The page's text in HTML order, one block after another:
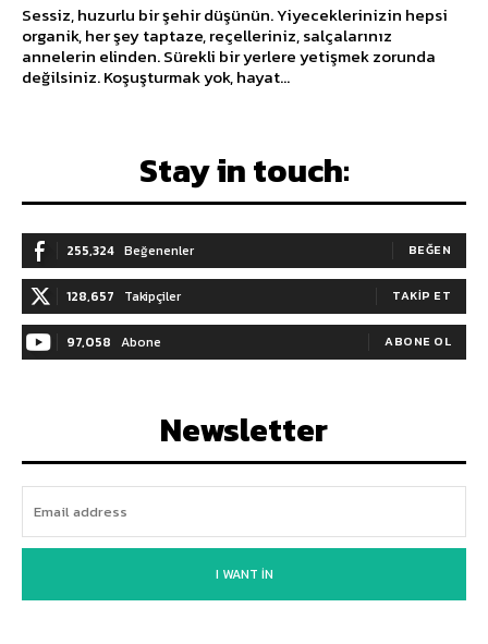
Sessiz, huzurlu bir şehir düşünün. Yiyeceklerinizin hepsi
organik, her şey taptaze, reçelleriniz, salçalarınız
annelerin elinden. Sürekli bir yerlere yetişmek zorunda
değilsiniz. Koşuşturmak yok, hayat...
Stay in touch:
255,324 Beğenenler BEĞEN
128,657 Takipçiler TAKIP ET
97,058 Abone ABONE OL
Newsletter
I WANT IN